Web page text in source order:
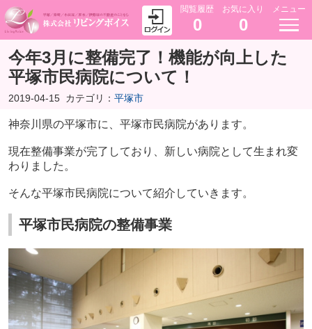
閲覧履歴
0
お気に入り
0
メニュー
今年3月に整備完了！機能が向上した
平塚市民病院について！
2019-04-15 カテゴリ： 平塚市
神奈川県の平塚市に、平塚市民病院があります。
現在整備事業が完了しており、新しい病院として生まれ変
わりました。
そんな平塚市民病院について紹介していきます。
平塚市民病院の整備事業